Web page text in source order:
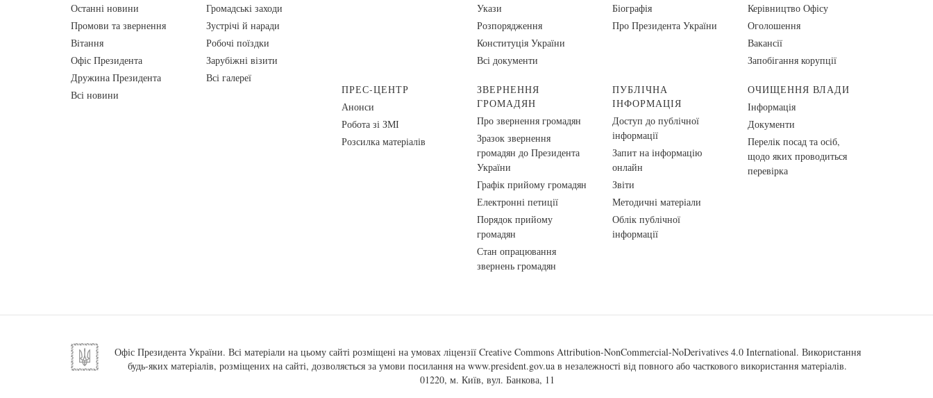
Останні новини
Промови та звернення
Вiтання
Офіс Президента
Дружина Президента
Всі новини
Громадські заходи
Зустрічі й наради
Робочі поїздки
Зарубіжні візити
Всі галереї
Укази
Розпорядження
Конституція України
Всі документи
Біографія
Про Президента України
Керівництво Офісу
Оголошення
Вакансії
Запобігання корупції
ПРЕС-ЦЕНТР
Анонси
Робота зі ЗМІ
Розсилка матеріалів
ЗВЕРНЕННЯ
ГРОМАДЯН
Про звернення громадян
Зразок звернення
громадян до Президента
України
Графік прийому громадян
Електронні петиції
Порядок прийому
громадян
Стан опрацювання
звернень громадян
ПУБЛІЧНА
ІНФОРМАЦІЯ
Доступ до публічної
інформації
Запит на інформацію
онлайн
Звіти
Методичні матеріали
Облік публічної
інформації
ОЧИЩЕННЯ ВЛАДИ
Інформація
Документи
Перелік посад та осіб,
щодо яких проводиться
перевірка
Офіс Президента України. Всі матеріали на цьому сайті розміщені на умовах ліцензії Creative Commons Attribution-NonCommercial-NoDerivatives 4.0 International. Використання
будь-яких матеріалів, розміщених на сайті, дозволяється за умови посилання на www.president.gov.ua в незалежності від повного або часткового використання матеріалів.
01220, м. Київ, вул. Банкова, 11